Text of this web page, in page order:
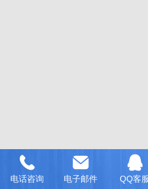
电话咨询 电子邮件 QQ客